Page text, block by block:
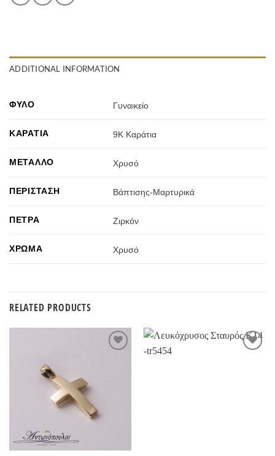
ADDITIONAL INFORMATION
ΦΎΛΟ Γυναικείο
ΚΑΡΆΤΙΑ 9Κ Καράτια
ΜΈΤΑΛΛΟ Χρυσό
ΠΕΡΊΣΤΑΣΗ Βάπτισης-Μαρτυρικά
ΠΈΤΡΑ Ζιρκόν
ΧΡΏΜΑ Χρυσό
RELATED PRODUCTS